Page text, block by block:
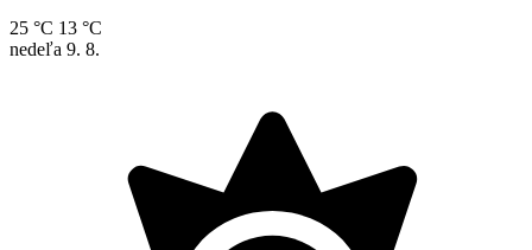
25 °C 13 °C
nedeľa 9. 8.